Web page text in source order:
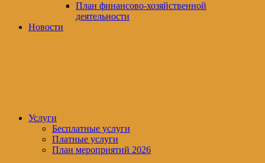
План финансово-хозяйственной
деятельности
Новости
Услуги
Бесплатные услуги
Платные услуги
План мероприятий 2026